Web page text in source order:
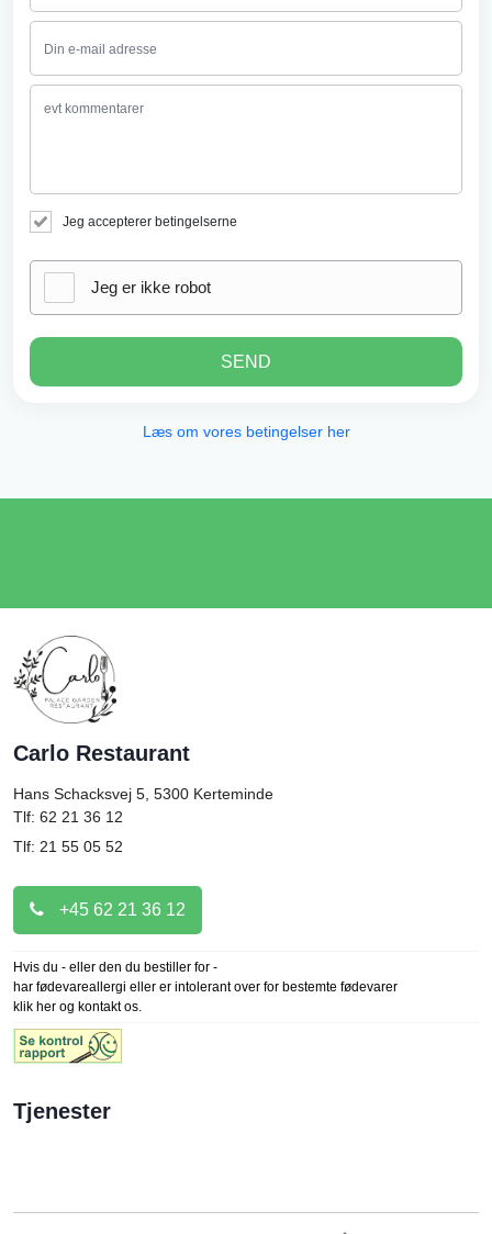
Jeg accepterer betingelserne
Jeg er ikke robot
SEND
Læs om vores betingelser her
Carlo Restaurant
Hans Schacksvej 5, 5300 Kerteminde
Tlf: 62 21 36 12
Tlf: 21 55 05 52
+45 62 21 36 12
Hvis du - eller den du bestiller for -
har fødevareallergi eller er intolerant over for bestemte fødevarer
klik her og kontakt os.
Tjenester